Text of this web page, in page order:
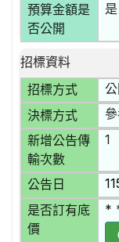
預算金額是
否公開
是
招標資料
招標方式
決標方式
新增公告傳
輸次數
1
公告日
是否訂有底
價
*